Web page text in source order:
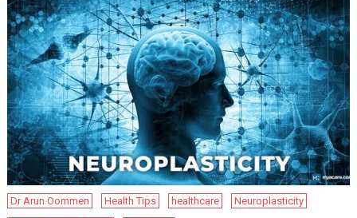
Dr Arun Oommen Health Tips healthcare
Neuroplasticity